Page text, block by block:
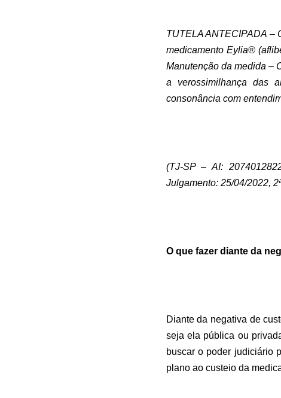
TUTELA ANTECIPADA –
medicamento Eylia®
Manutenção da medida –
a verossimilhança das
consonância com
(TJ-SP – AI:
Julgamento: 25/04/2022,
O que fazer diante da
Diante da negativa de
seja ela pública ou
buscar o poder judiciário
plano ao custeio da